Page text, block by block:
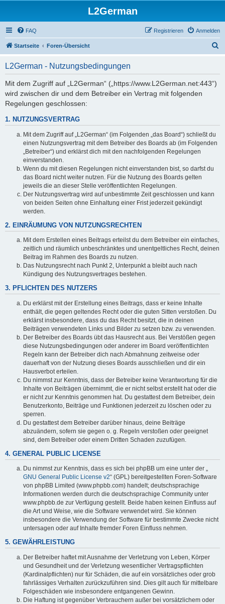
L2German
FAQ Anmelden
Registrieren
Startseite Foren-Übersicht
L2German - Nutzungsbedingungen
Mit dem Zugriff auf „L2German“ („https://www.L2German.net:443“)
wird zwischen dir und dem Betreiber ein Vertrag mit folgenden
Regelungen geschlossen:
1. NUTZUNGSVERTRAG
Mit dem Zugriff auf „L2German“ (im Folgenden „das Board“) schließt du
einen Nutzungsvertrag mit dem Betreiber des Boards ab (im Folgenden
„Betreiber“) und erklärst dich mit den nachfolgenden Regelungen
einverstanden.
Wenn du mit diesen Regelungen nicht einverstanden bist, so darfst du
das Board nicht weiter nutzen. Für die Nutzung des Boards gelten
jeweils die an dieser Stelle veröffentlichten Regelungen.
Der Nutzungsvertrag wird auf unbestimmte Zeit geschlossen und kann
von beiden Seiten ohne Einhaltung einer Frist jederzeit gekündigt
werden.
2. EINRÄUMUNG VON NUTZUNGSRECHTEN
Mit dem Erstellen eines Beitrags erteilst du dem Betreiber ein einfaches,
zeitlich und räumlich unbeschränktes und unentgeltliches Recht, deinen
Beitrag im Rahmen des Boards zu nutzen.
Das Nutzungsrecht nach Punkt 2, Unterpunkt a bleibt auch nach
Kündigung des Nutzungsvertrages bestehen.
3. PFLICHTEN DES NUTZERS
Du erklärst mit der Erstellung eines Beitrags, dass er keine Inhalte
enthält, die gegen geltendes Recht oder die guten Sitten verstoßen. Du
erklärst insbesondere, dass du das Recht besitzt, die in deinen
Beiträgen verwendeten Links und Bilder zu setzen bzw. zu verwenden.
Der Betreiber des Boards übt das Hausrecht aus. Bei Verstößen gegen
diese Nutzungsbedingungen oder anderer im Board veröffentlichten
Regeln kann der Betreiber dich nach Abmahnung zeitweise oder
dauerhaft von der Nutzung dieses Boards ausschließen und dir ein
Hausverbot erteilen.
Du nimmst zur Kenntnis, dass der Betreiber keine Verantwortung für die
Inhalte von Beiträgen übernimmt, die er nicht selbst erstellt hat oder die
er nicht zur Kenntnis genommen hat. Du gestattest dem Betreiber, dein
Benutzerkonto, Beiträge und Funktionen jederzeit zu löschen oder zu
sperren.
Du gestattest dem Betreiber darüber hinaus, deine Beiträge
abzuändern, sofern sie gegen o. g. Regeln verstoßen oder geeignet
sind, dem Betreiber oder einem Dritten Schaden zuzufügen.
4. GENERAL PUBLIC LICENSE
Du nimmst zur Kenntnis, dass es sich bei phpBB um eine unter der „
GNU General Public License v2“ (GPL) bereitgestellten Foren-Software
von phpBB Limited (www.phpbb.com) handelt; deutschsprachige
Informationen werden durch die deutschsprachige Community unter
www.phpbb.de zur Verfügung gestellt. Beide haben keinen Einfluss auf
die Art und Weise, wie die Software verwendet wird. Sie können
insbesondere die Verwendung der Software für bestimmte Zwecke nicht
untersagen oder auf Inhalte fremder Foren Einfluss nehmen.
5. GEWÄHRLEISTUNG
Der Betreiber haftet mit Ausnahme der Verletzung von Leben, Körper
und Gesundheit und der Verletzung wesentlicher Vertragspflichten
(Kardinalpflichten) nur für Schäden, die auf ein vorsätzliches oder grob
fahrlässiges Verhalten zurückzuführen sind. Dies gilt auch für mittelbare
Folgeschäden wie insbesondere entgangenen Gewinn.
Die Haftung ist gegenüber Verbrauchern außer bei vorsätzlichem oder